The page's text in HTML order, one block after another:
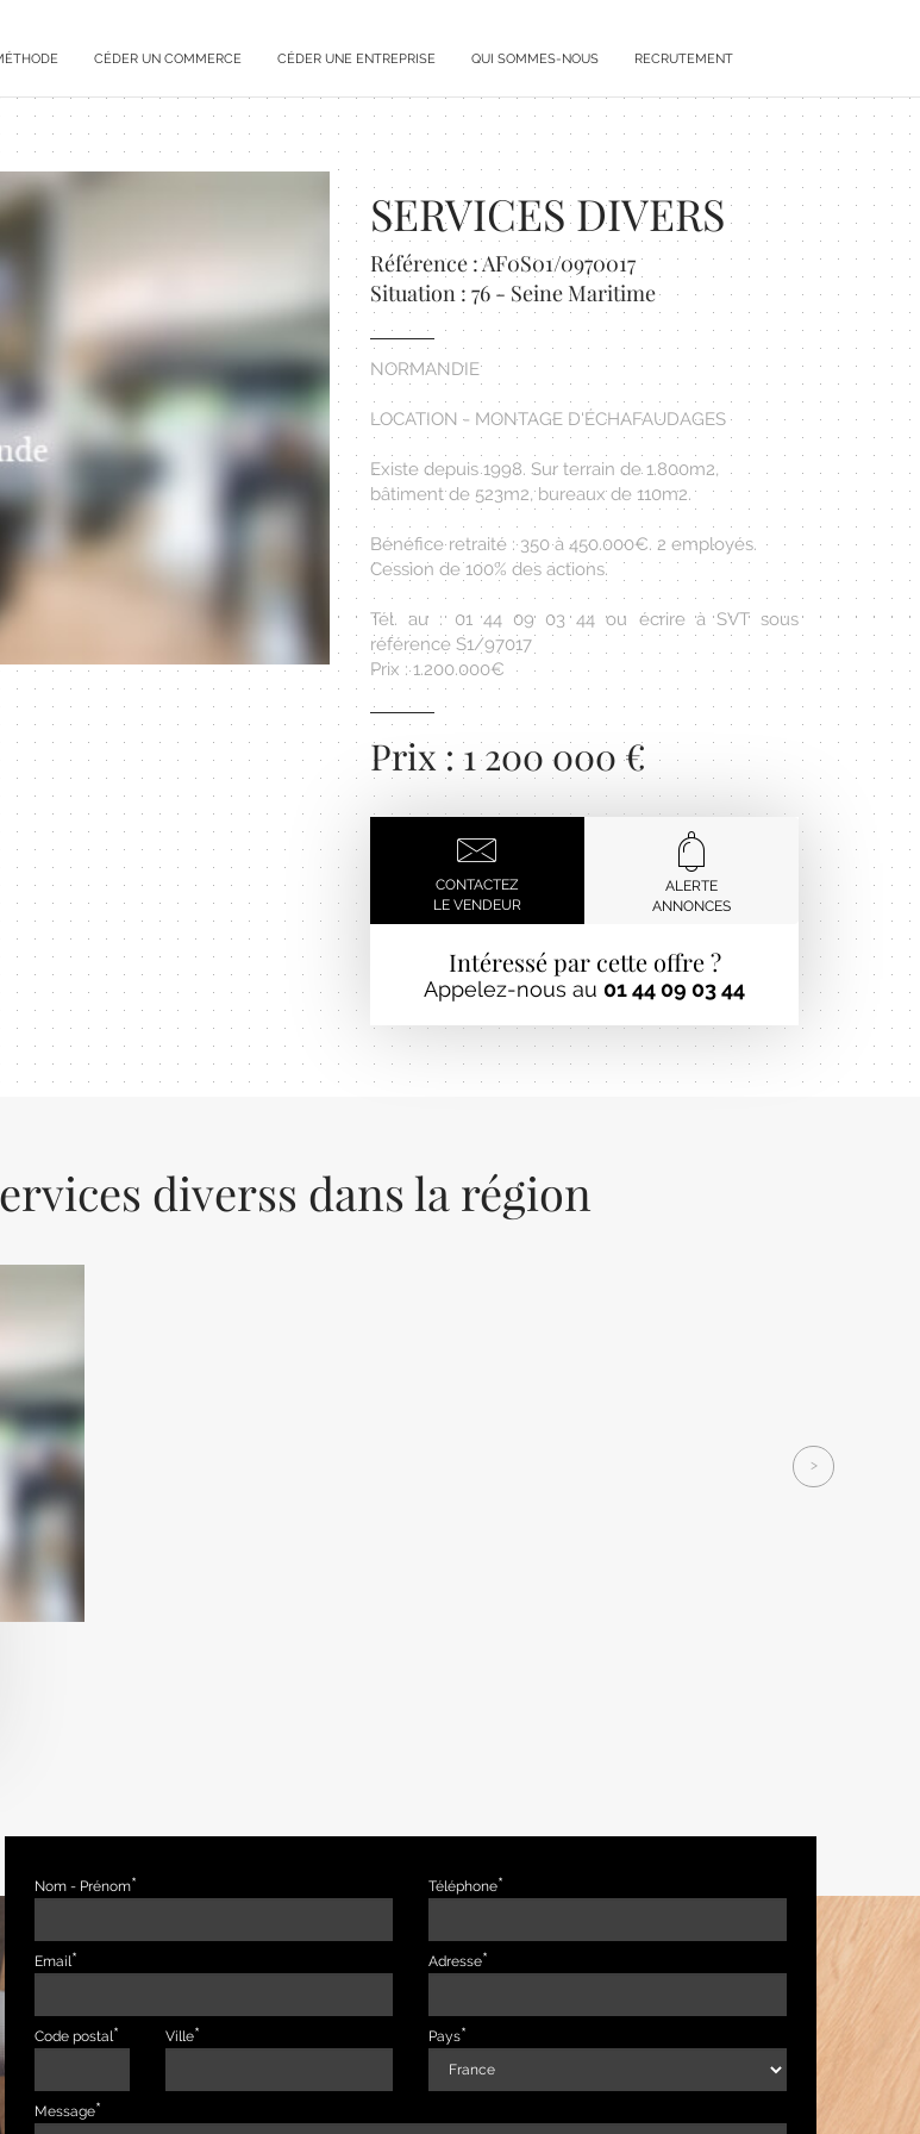
CÉDER UN COMMERCE CÉDER UNE ENTREPRISE QUI SOMMES-NOUS RECRUTEMENT
SERVICES DIVERS
Référence : AF0S01/0970017
Situation : 76 - Seine Maritime
NORMANDIE
LOCATION - MONTAGE D'ÉCHAFAUDAGES
Existe depuis 1998. Sur terrain de 1.800m2,
bâtiment de 523m2, bureaux de 110m2.
Bénéfice retraité : 350 à 450.000€. 2 employés.
Cession de 100% des actions.
Tél. au : 01 44 09 03 44 ou écrire à SVT sous
référence S1/97017
Prix : 1.200.000€
Prix : 1 200 000 €
CONTACTEZ
LE VENDEUR
ALERTE
ANNONCES
Intéressé par cette offre ?
Appelez-nous au 01 44 09 03 44
diverss dans la région
>
Nom - Prénom Téléphone
Email Adresse
Code postal Ville Pays
Message